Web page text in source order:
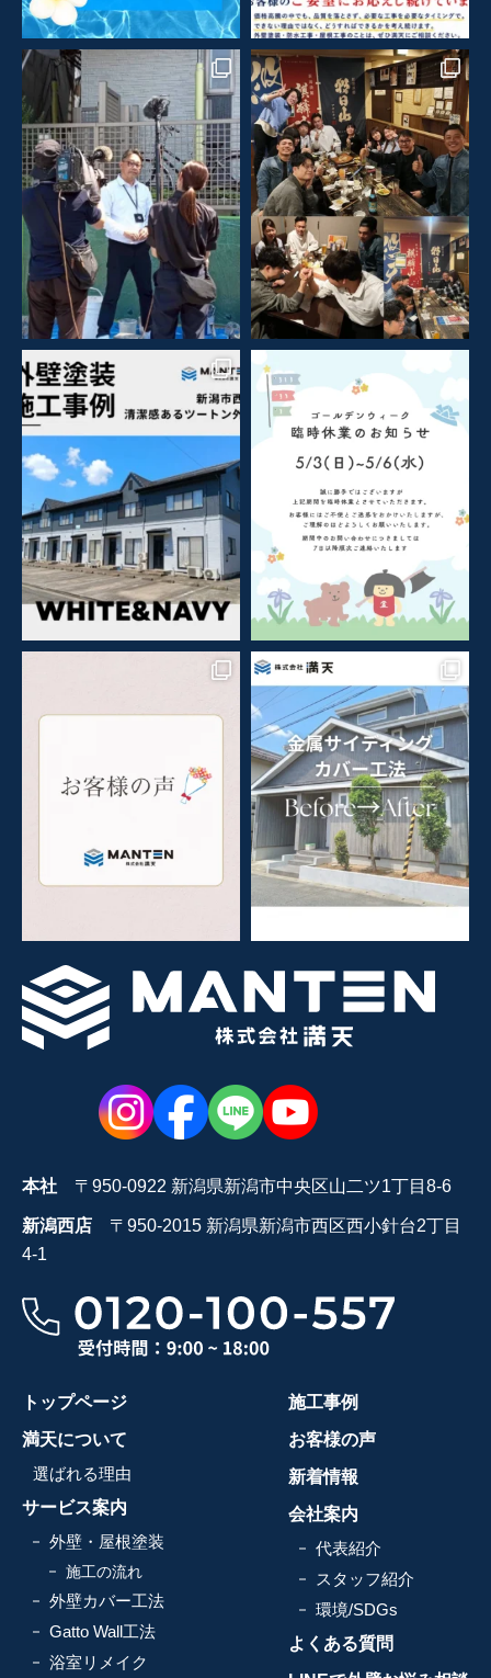
本社 〒950-0922 新潟県新潟市中央区山二ツ1丁目8-6
新潟西店 〒950-2015 新潟県新潟市西区西小針台2丁目
4-1
トップページ
満天について
選ばれる理由
サービス案内
外壁・屋根塗装
施工の流れ
外壁カバー工法
Gatto Wall工法
浴室リメイク
施工事例
お客様の声
新着情報
会社案内
代表紹介
スタッフ紹介
環境/SDGs
よくある質問